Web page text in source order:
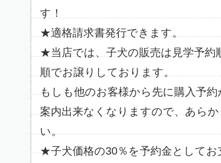
す！
★適格請求書発行できます。
★当店では、子犬の販売は見学予約
順でお譲りしております。
もしも他のお客様から先に購入予
案内出来なくなりますので、あら
い。
★子犬価格の30％を予約金として